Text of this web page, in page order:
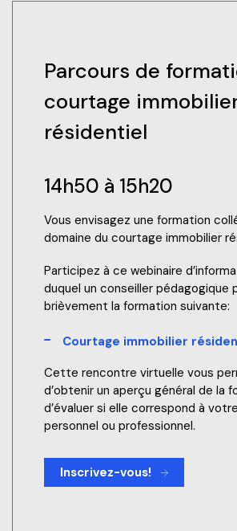
Parcours de
courtage
résidentiel
14h50 à 15h20
Vous envisagez une formation
domaine du courtage immobilier
Participez à ce webinaire
duquel un conseiller pédagogique
brièvement la formation suivante:
Courtage immobilier
Cette rencontre virtuelle vous
d’obtenir un aperçu général de la
d’évaluer si elle correspond à
personnel ou professionnel.
Inscrivez-vous!